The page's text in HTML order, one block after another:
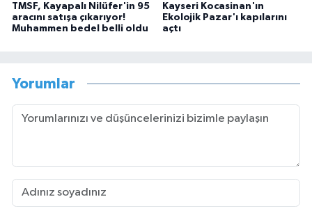
TMSF, Kayapalı Nilüfer'in 95
aracını satışa çıkarıyor!
Muhammen bedel belli oldu
Kayseri Kocasinan'ın
Ekolojik Pazar'ı kapılarını
açtı
Yorumlar